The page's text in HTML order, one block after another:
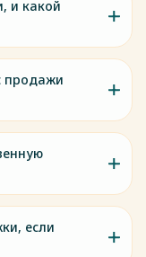
и какой
продажи
если